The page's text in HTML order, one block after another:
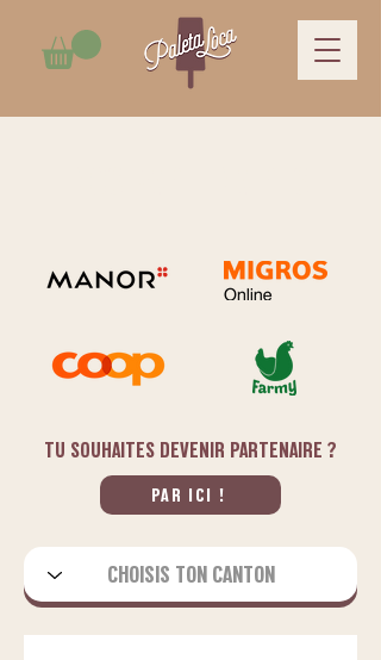
TU SOUHAITES DEVENIR PARTENAIRE ?
PAR ICI !